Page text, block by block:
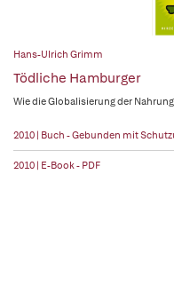
Hans-Ulrich Grimm
Tödliche Hamburger
Wie die Globalisierung der
2010 | Buch - Gebunden mit
2010 | E-Book - PDF